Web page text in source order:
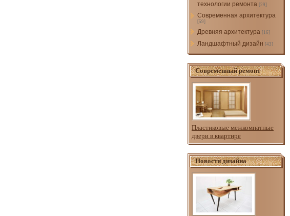
технологии ремонта [29]
Современная архитектура
[59]
Древняя архитектура [16]
Ландшафтный дизайн [43]
Современный ремонт
Пластиковые межкомнатные
двери в квартире
Новости дизайна